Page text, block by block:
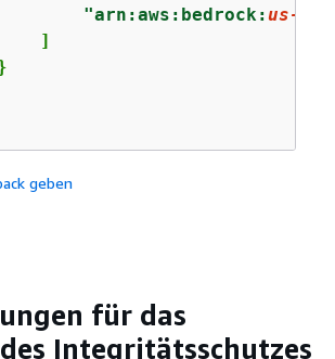
"arn:aws:bedrock:us-
]
geben
für das
Integritätsschutzes